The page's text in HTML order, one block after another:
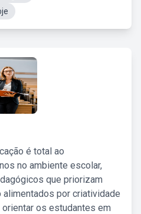
é total ao
no ambiente escolar,
que priorizam
por criatividade
os estudantes em